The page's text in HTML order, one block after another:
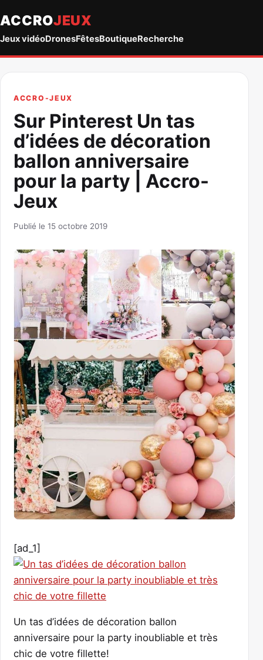
ACCROJEUX
Jeux vidéoDronesFêtesBoutiqueRecherche
ACCRO-JEUX
Sur Pinterest Un tas
d’idées de décoration
ballon anniversaire
pour la party | Accro-
Jeux
Publié le 15 octobre 2019
[ad_1]
Un tas d’idées de décoration ballon
anniversaire pour la party inoubliable et très
chic de votre fillette!